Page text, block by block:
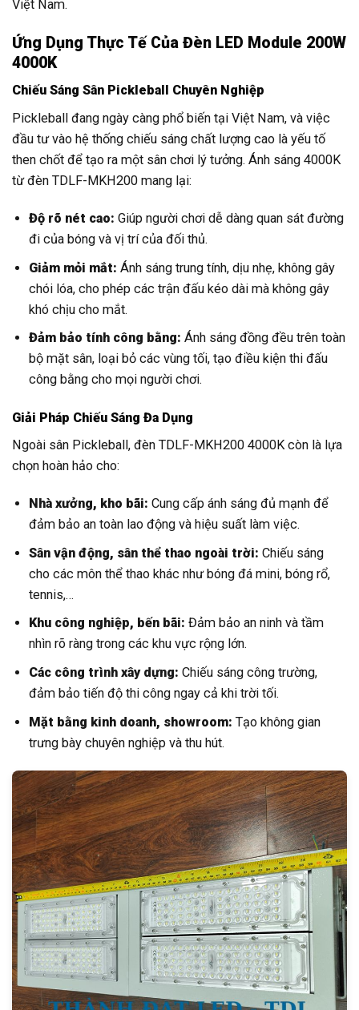
Việt Nam.
Ứng Dụng Thực Tế Của Đèn LED Module 200W
4000K
Chiếu Sáng Sân Pickleball Chuyên Nghiệp
Pickleball đang ngày càng phổ biến tại Việt Nam, và việc
đầu tư vào hệ thống chiếu sáng chất lượng cao là yếu tố
then chốt để tạo ra một sân chơi lý tưởng. Ánh sáng 4000K
từ đèn TDLF-MKH200 mang lại:
Độ rõ nét cao: Giúp người chơi dễ dàng quan sát đường
đi của bóng và vị trí của đối thủ.
Giảm mỏi mắt: Ánh sáng trung tính, dịu nhẹ, không gây
chói lóa, cho phép các trận đấu kéo dài mà không gây
khó chịu cho mắt.
Đảm bảo tính công bằng: Ánh sáng đồng đều trên toàn
bộ mặt sân, loại bỏ các vùng tối, tạo điều kiện thi đấu
công bằng cho mọi người chơi.
Giải Pháp Chiếu Sáng Đa Dụng
Ngoài sân Pickleball, đèn TDLF-MKH200 4000K còn là lựa
chọn hoàn hảo cho:
Nhà xưởng, kho bãi: Cung cấp ánh sáng đủ mạnh để
đảm bảo an toàn lao động và hiệu suất làm việc.
Sân vận động, sân thể thao ngoài trời: Chiếu sáng
cho các môn thể thao khác như bóng đá mini, bóng rổ,
tennis,…
Khu công nghiệp, bến bãi: Đảm bảo an ninh và tầm
nhìn rõ ràng trong các khu vực rộng lớn.
Các công trình xây dựng: Chiếu sáng công trường,
đảm bảo tiến độ thi công ngay cả khi trời tối.
Mặt bằng kinh doanh, showroom: Tạo không gian
trưng bày chuyên nghiệp và thu hút.